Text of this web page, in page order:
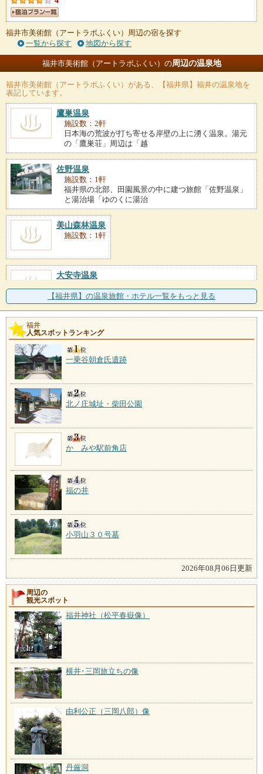
福井市美術館（アートラボふくい）周辺の宿を探す
一覧から探す
地図から探す
福井市美術館（アートラボふくい）の周辺の温泉地
福井市美術館（アートラボふくい） がある、【福井県】福井の温泉地を
表記しています。
鷹巣温泉
施設数：2軒
日本海の荒波が打ち寄せる岸壁の上に湧く温泉。湯元
の「鷹巣荘」周辺は「越
佐野温泉
施設数：1軒
福井県の北部、田園風景の中に建つ旅館「佐野温泉」
と湯治場「ゆのくに湯治
美山森林温泉
施設数：1軒
大安寺温泉
江戸時代初期に発掘され、福井藩主松平忠昌が入浴療
養したと伝えられる温泉
【福井県】の温泉旅館・ホテル一覧をもっと見る
福井
人気スポットランキング
一乗谷朝倉氏遺跡
北ノ庄城址・柴田公園
かゞみや駅前角店
福の井
小羽山３０号墓
2026年08月06日更新
周辺の
観光スポット
福井神社（松平春嶽像）
横井･三岡旅立ちの像
由利公正（三岡八郎）像
丹厳洞